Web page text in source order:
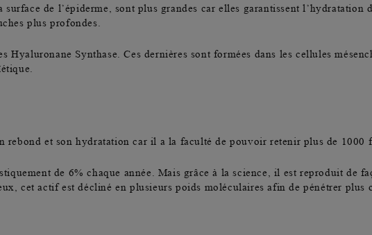
de l’épiderme, sont plus grandes car elles garantissent l’hydratation
plus profondes.
Synthase. Ces dernières sont formées dans les cellules
rebond et son hydratation car il a la faculté de pouvoir retenir plus de 1000
de 6% chaque année. Mais grâce à la science, il est reproduit de
cet actif est décliné en plusieurs poids moléculaires afin de pénétrer plus